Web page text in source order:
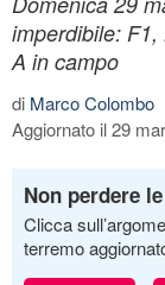
imperdibile:
A in campo
di Marco Colombo
Aggiornato il 29
Non perdere
Clicca
terremo